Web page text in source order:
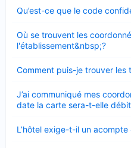
Qu’est-ce que le code
fermé
Où se trouvent les
l'établissement&nbsp;?
fermé
Comment puis-je trouver les
fermé
J’ai communiqué mes
date la carte sera-t-elle
fermé
L’hôtel exige-t-il un acompte
fermé